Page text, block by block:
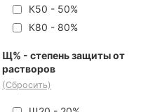
К50 - 50%
К80 - 80%
Щ% - степень защиты от
растворов
(Сбросить)